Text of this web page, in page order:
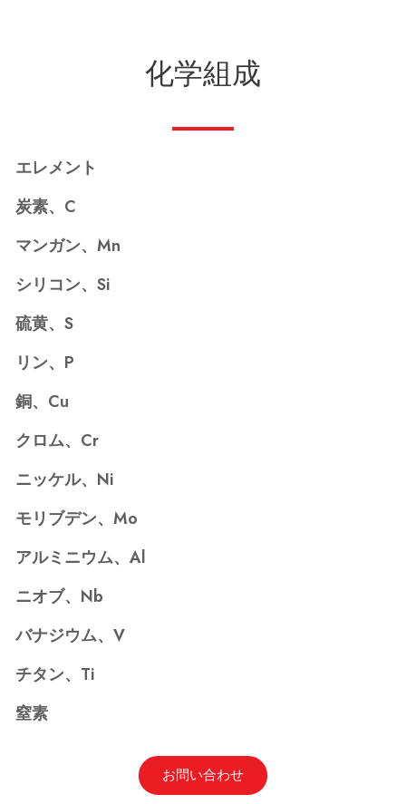
化学組成
エレメント
炭素、C
マンガン、Mn
シリコン、Si
硫黄、S
リン、P
銅、Cu
クロム、Cr
ニッケル、Ni
モリブデン、Mo
アルミニウム、Al
ニオブ、Nb
バナジウム、V
チタン、Ti
窒素
お問い合わせ